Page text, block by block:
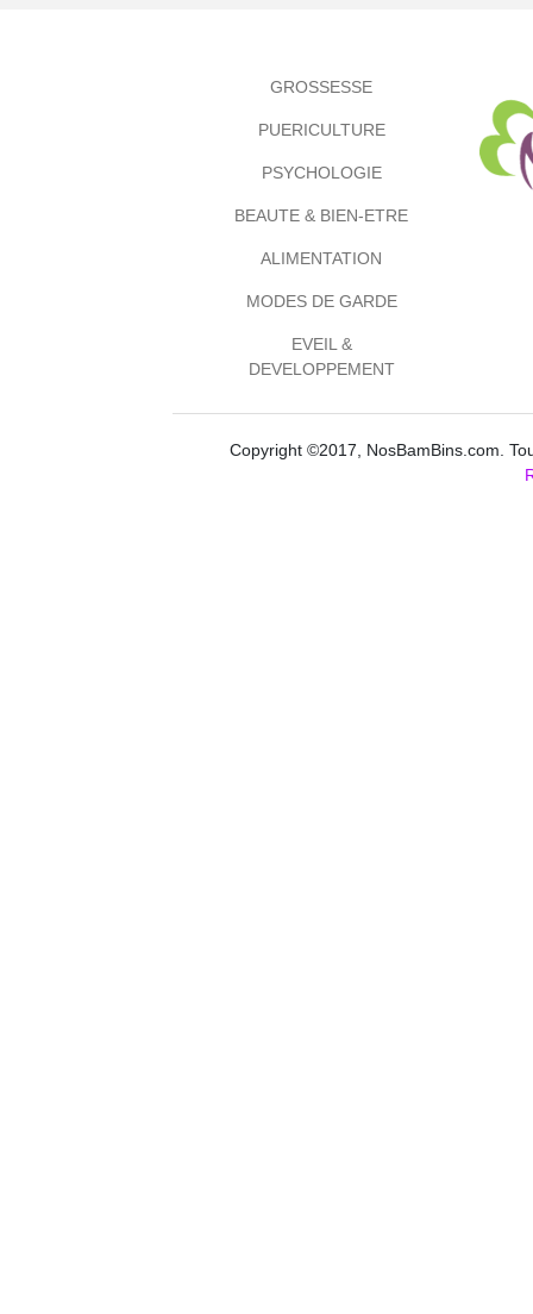
GROSSESSE
PUERICULTURE
PSYCHOLOGIE
BEAUTE & BIEN-ETRE
ALIMENTATION
MODES DE GARDE
EVEIL &
DEVELOPPEMENT
Copyright ©2017, NosBamBins.com.